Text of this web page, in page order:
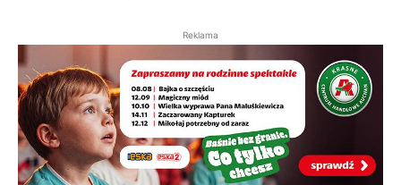
Reklama